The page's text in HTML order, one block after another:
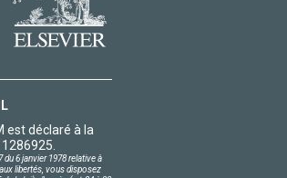
est déclaré à la
1286925.
du 6 janvier 1978 relative à
libertés, vous disposez